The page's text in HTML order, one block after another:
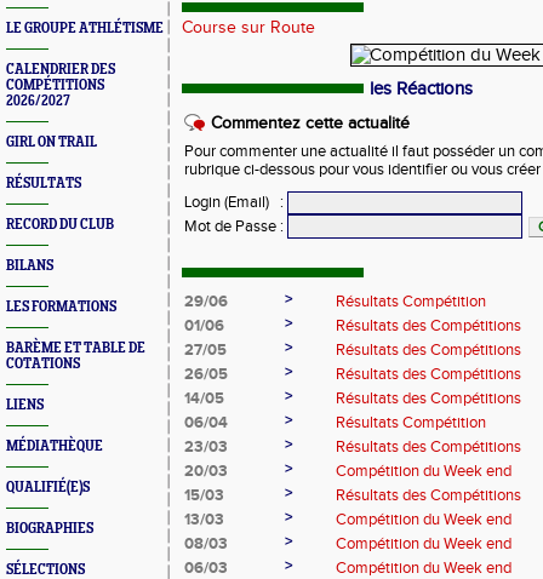
LE GROUPE ATHLÉTISME
CALENDRIER DES
COMPÉTITIONS
2026/2027
GIRL ON TRAIL
RÉSULTATS
RECORD DU CLUB
BILANS
LES FORMATIONS
BARÈME ET TABLE DE
COTATIONS
LIENS
MÉDIATHÈQUE
QUALIFIÉ(E)S
BIOGRAPHIES
SÉLECTIONS
Course sur Route
les Réactions
Commentez cette actualité
Pour commenter une actualité il faut posséder un
rubrique ci-dessous pour vous identifier ou vous
Login (Email)
:
Mot de Passe :
29/06 >
Résultats Compétition
01/06
>
Résultats des Compétitions
27/05
>
Résultats des Compétitions
26/05
>
Résultats des Compétitions
14/05
>
Résultats des Compétitions
06/04
>
Résultats Compétition
23/03
>
Résultats des Compétitions
20/03
>
Compétition du Week end
15/03
>
Résultats des Compétitions
13/03
>
Compétition du Week end
08/03
>
Compétition du Week end
06/03
>
Compétition du Week end